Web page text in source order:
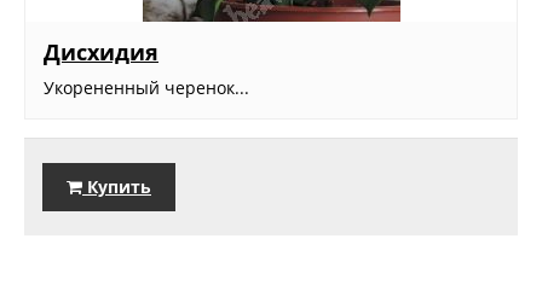
Дисхидия
Укорененный черенок...
Купить